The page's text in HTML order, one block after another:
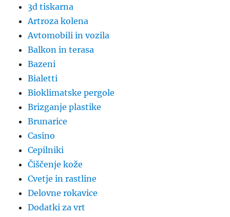
3d tiskarna
Artroza kolena
Avtomobili in vozila
Balkon in terasa
Bazeni
Bialetti
Bioklimatske pergole
Brizganje plastike
Brunarice
Casino
Cepilniki
Čiščenje kože
Cvetje in rastline
Delovne rokavice
Dodatki za vrt